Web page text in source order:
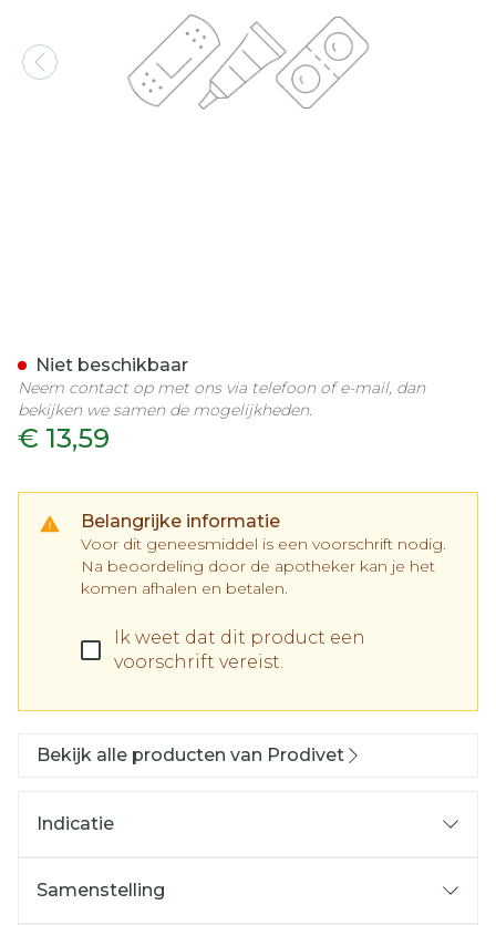
€ 13,59
Belangrijke informatie
Voor dit geneesmiddel is een voorschrift nodig.
Na beoordeling door de apotheker kan je het
komen afhalen en betalen.
Ik weet dat dit product een
voorschrift vereist.
Niet beschikbaar
Neem contact op met ons via telefoon of e-mail, dan
bekijken we samen de mogelijkheden.
Bekijk alle producten van Prodivet
Indicatie
Samenstelling